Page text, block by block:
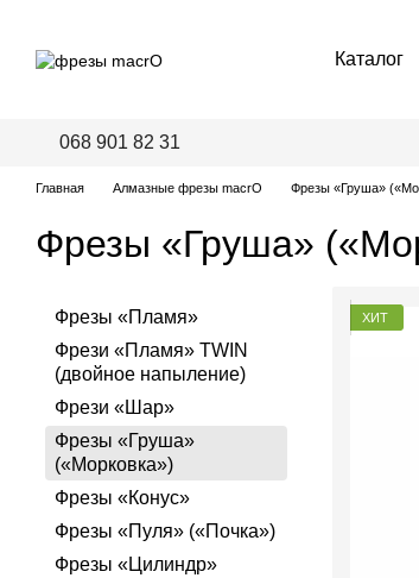
Каталог
068 901 82 31
Главная Алмазные фрезы macrO Фрезы «Груша»
Фрезы «Груша»
ХИТ
Фрезы «Пламя»
Фрези «Пламя» TWIN
(двойное напыление)
Фрези «Шар»
Фрезы «Груша»
(«Морковка»)
Фрезы «Конус»
Фрезы «Пуля» («Почка»)
Фрезы «Цилиндр»